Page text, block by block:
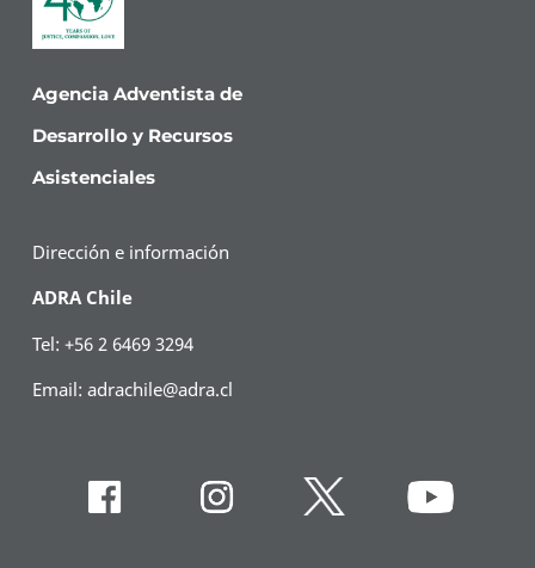
Agencia Adventista de
Desarrollo y Recursos
Asistenciales
Dirección e información
ADRA Chile
Tel: +56 2 6469 3294
Email:adrachile@adra.cl